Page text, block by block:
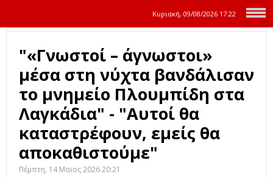
Κυριακή, 09/08/2026 17:22
"«Γνωστοί – άγνωστοι»
μέσα στη νύχτα βανδάλισαν
το μνημείο Πλουμπίδη στα
Λαγκάδια" - "Αυτοί θα
καταστρέφουν, εμείς θα
αποκαθιστούμε"
Πέμπτη, 14 Μαϊος 2026 20:21